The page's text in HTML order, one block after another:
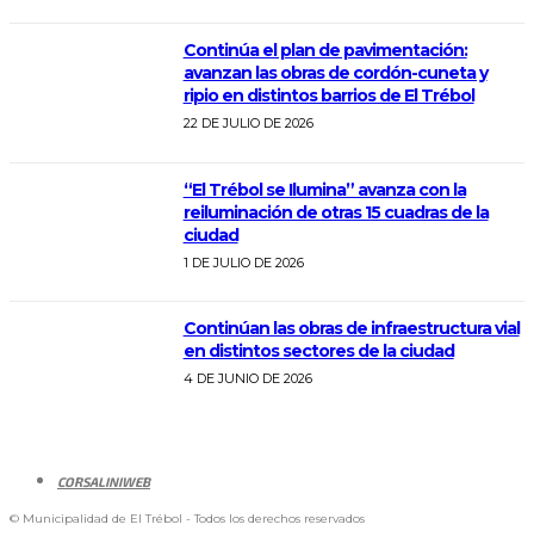
Continúa el plan de pavimentación:
avanzan las obras de cordón-cuneta y
ripio en distintos barrios de El Trébol
22 DE JULIO DE 2026
“El Trébol se Ilumina” avanza con la
reiluminación de otras 15 cuadras de la
ciudad
1 DE JULIO DE 2026
Continúan las obras de infraestructura vial
en distintos sectores de la ciudad
4 DE JUNIO DE 2026
CORSALINIWEB
© Municipalidad de El Trébol - Todos los derechos reservados